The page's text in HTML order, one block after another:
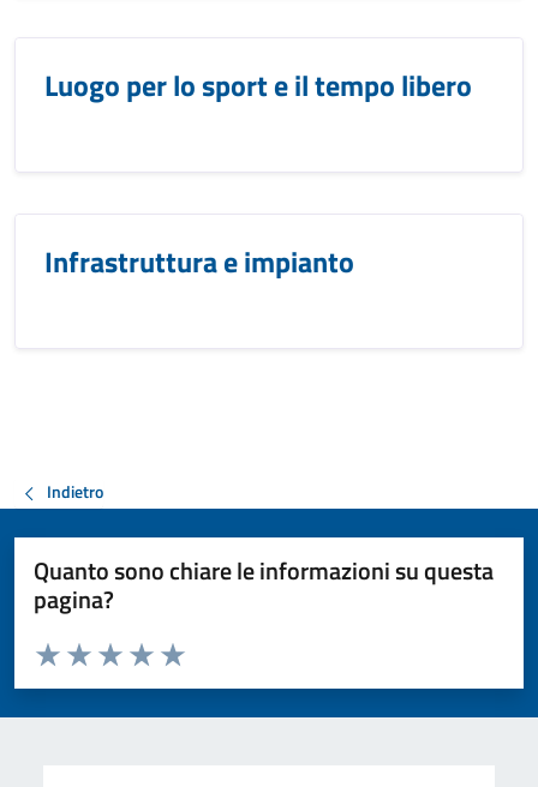
Luogo per lo sport e il tempo libero
Infrastruttura e impianto
Indietro
Quanto sono chiare le informazioni su questa
pagina?
Valuta da 1 a 5 stelle la pagina
Valuta 5 stelle su 5
Valuta 4 stelle su 5
Valuta 3 stelle su 5
Valuta 2 stelle su 5
Valuta 1 stelle su 5